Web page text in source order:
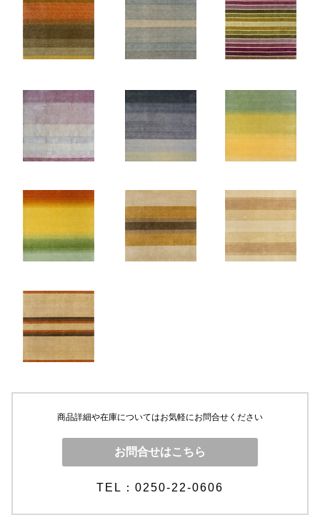
商品詳細や在庫についてはお気軽にお問合せください
お問合せはこちら
TEL：0250-22-0606